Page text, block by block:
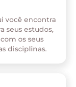
você encontra
seus estudos,
os seus
disciplinas.